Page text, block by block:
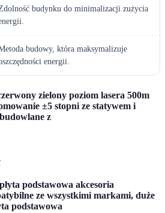
budynku do minimalizacji zużycia
budowy, która maksymalizuje
energii.
zielony poziom lasera 500m
±5 stopni ze statywem i
z
podstawowa akcesoria
ze wszystkimi markami, duże
podstawowa